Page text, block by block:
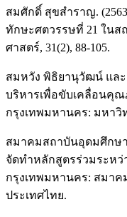
สมศักดิ์ สุขสำราญ.
ทักษะศตวรรษที่ 21 ในส
ศาสตร์, 31(2), 88-105.
สมหวัง พิธิยานุวัฒน์ แล
บริหารเพื่อขับเคลื่อนคุ
กรุงเทพมหานคร: มหาวิ
สมาคมสถาบันอุดมศึกษา
จัดทำหลักสูตรร่วมระห
กรุงเทพมหานคร: สมา
ประเทศไทย.